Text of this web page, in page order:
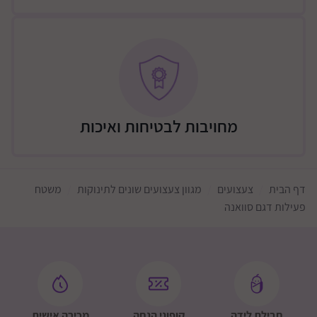
חומרים שונים לגירוי חוש המגע
שטיח פעילות רך עם דפנות מוגבהות
סל/בריכת כדורים
כדורים צבעוניים
צבעי פסטל נעימים לעין
בד רך והיפואלרגני
מחויבות לבטיחות ואיכות
דף הבית צעצועים מגוון צעצועים שונים לתינוקות
משטח
פעילות דגם סוואנה